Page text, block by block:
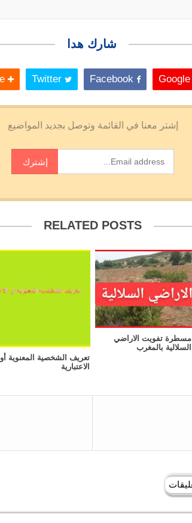
شارك هدا
More
RELATED POSTS
مسطرة تفويت الاراضي
السلالية بالمغرب
تعريف الشخصية المعنوية أو
الاعتبارية